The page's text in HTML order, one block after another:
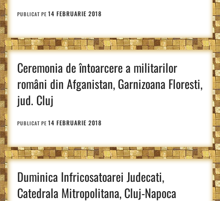
PUBLICAT PE 14 FEBRUARIE 2018
Ceremonia de întoarcere a militarilor
români din Afganistan, Garnizoana Floresti,
jud. Cluj
PUBLICAT PE 14 FEBRUARIE 2018
Duminica Infricosatoarei Judecati,
Catedrala Mitropolitana, Cluj-Napoca